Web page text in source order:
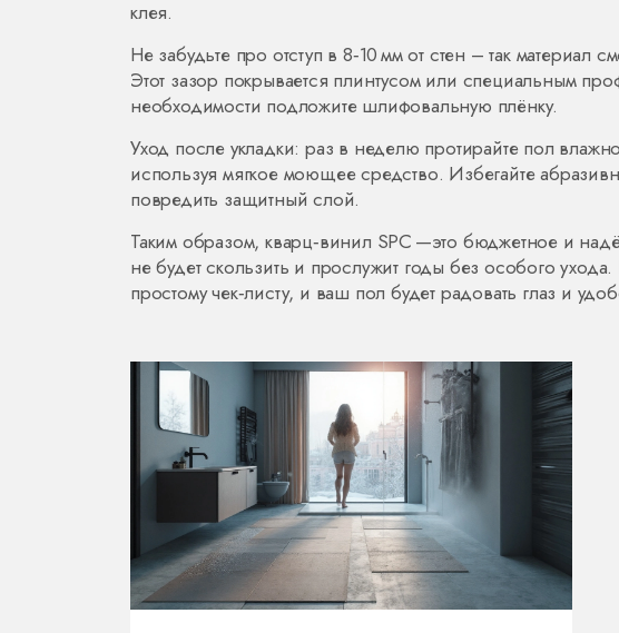
клея.
Не забудьте про отступ в 8‑10 мм от стен – так материал
Этот зазор покрывается плинтусом или специальным
необходимости подложите шлифовальную плёнку.
Уход после укладки: раз в неделю протирайте пол
используя мягкое моющее средство. Избегайте
повредить защитный слой.
Таким образом, кварц‑винил SPC —это бюджетное и
не будет скользить и прослужит годы без особого
простому чек‑листу, и ваш пол будет радовать глаз и